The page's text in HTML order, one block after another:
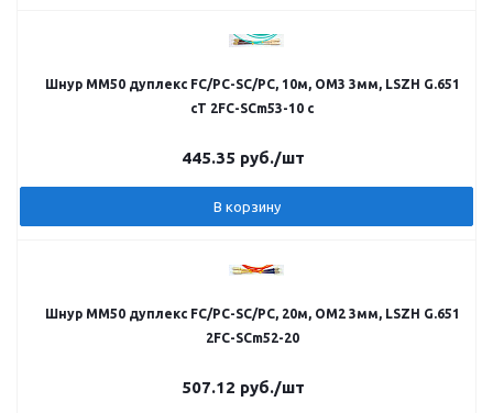
Шнур MM50 дуплекс FC/PC-SC/PC, 10м, OM3 3мм, LSZH G.651
cT 2FC-SCm53-10 c
445.35 руб./шт
В корзину
Шнур MM50 дуплекс FC/PC-SC/PC, 20м, OM2 3мм, LSZH G.651
2FC-SCm52-20
507.12 руб./шт